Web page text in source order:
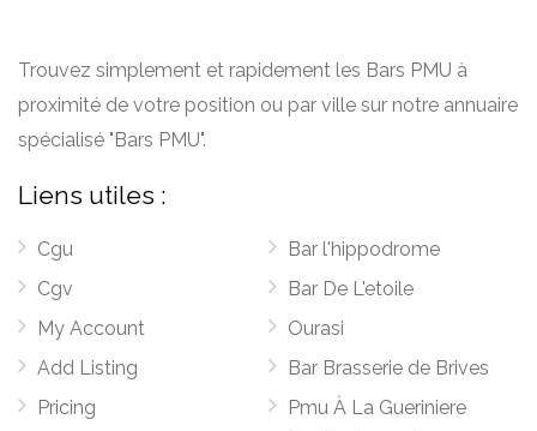
Trouvez simplement et rapidement les Bars PMU à
proximité de votre position ou par ville sur notre annuaire
spécialisé "Bars PMU".
Liens utiles :
Cgu
Cgv
My Account
Add Listing
Pricing
Bar l'hippodrome
Bar De L'etoile
Ourasi
Bar Brasserie de Brives
Pmu À La Gueriniere